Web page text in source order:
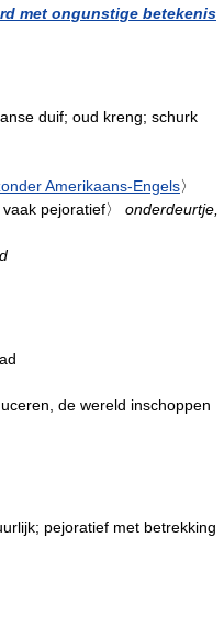
met ongunstige betekenis
duif; oud kreng; schurk
Amerikaans-Engels〉
pejoratief〉
onderdeurtje,
de wereld inschoppen
pejoratief met betrekking